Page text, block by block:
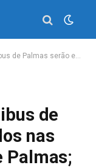
unidades do Resolve Palmas; veja o que fazer
de
nas
Palmas;